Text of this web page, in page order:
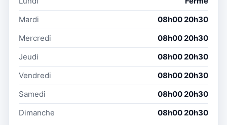
Mardi
08h00 20h30
Mercredi
08h00 20h30
Jeudi
08h00 20h30
Vendredi
08h00 20h30
Samedi
08h00 20h30
Dimanche
08h00 20h30